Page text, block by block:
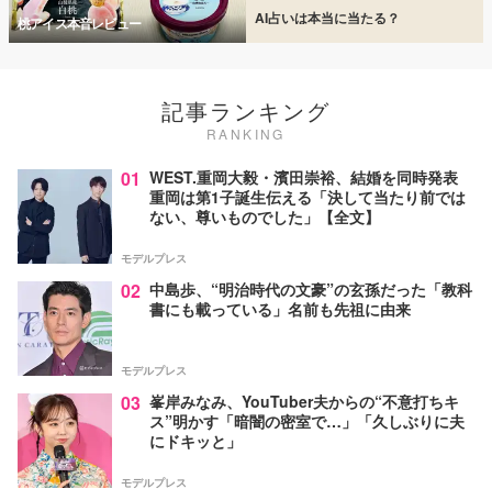
桃アイス本音レビュー AI占いは本当に当たる？
記事ランキング
RANKING
01 WEST.重岡大毅・濱田崇裕、結婚を同時発表
重岡は第1子誕生伝える「決して当たり前では
ない、尊いものでした」【全文】
モデルプレス
02 中島歩、“明治時代の文豪”の玄孫だった「教科
書にも載っている」名前も先祖に由来
モデルプレス
03 峯岸みなみ、YouTuber夫からの“不意打ちキ
ス”明かす「暗闇の密室で…」「久しぶりに夫
にドキッと」
モデルプレス